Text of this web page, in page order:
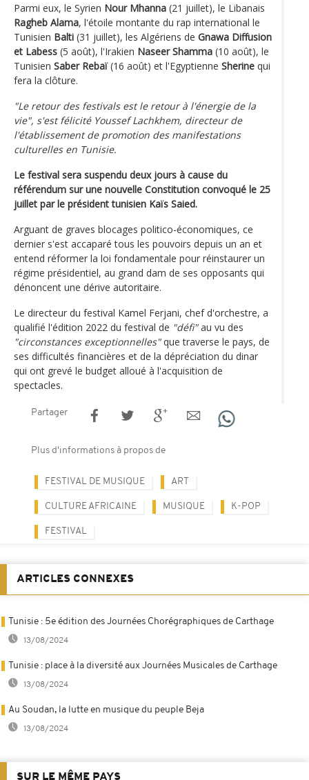
Parmi eux, le Syrien Nour Mhanna (21 juillet), le Libanais
Ragheb Alama, l'étoile montante du rap international le
Tunisien Balti (31 juillet), les Algériens de Gnawa Diffusion
et Labess (5 août), l'Irakien Naseer Shamma (10 août), le
Tunisien Saber Rebaï(16 août) et l'Egyptienne Sherine qui
fera la clôture.
"Le retour des festivals est le retour à l'énergie de la
vie", s'est félicité Youssef Lachkhem, directeur de
l'établissement de promotion des manifestations
culturelles en Tunisie.
Le festival sera suspendu deux jours à cause du
référendum sur une nouvelle Constitution convoqué le 25
juillet par le président tunisien Kaïs Saied.
Arguant de graves blocages politico-économiques, ce
dernier s'est accaparé tous les pouvoirs depuis un an et
entend réformer la loi fondamentale pour réinstaurer un
régime présidentiel, au grand dam de ses opposants qui
dénoncent une dérive autoritaire.
Le directeur du festival Kamel Ferjani, chef d'orchestre, a
qualifié l'édition 2022 du festival de "défi"au vu des
"circonstances exceptionnelles"que traverse le pays, de
ses difficultés financières et de la dépréciation du dinar
qui ont grevé le budget alloué à l'acquisition de
spectacles.
Partager
Plus d'informations à propos de
FESTIVAL DE MUSIQUE ART
CULTURE AFRICAINE MUSIQUE K-POP
FESTIVAL
ARTICLES CONNEXES
Tunisie : 5e édition des Journées Chorégraphiques de Carthage
13/08/2024
Tunisie : place à la diversité aux Journées Musicales de Carthage
13/08/2024
Au Soudan, la lutte en musique du peuple Beja
13/08/2024
SUR LE MÊME PAYS